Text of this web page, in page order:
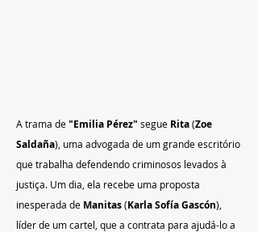
A trama de "Emilia Pérez" segue Rita (Zoe
Saldaña), uma advogada de um grande escritório
que trabalha defendendo criminosos levados à
justiça. Um dia, ela recebe uma proposta
inesperada de Manitas (Karla Sofía Gascón),
líder de um cartel, que a contrata para ajudá-lo a